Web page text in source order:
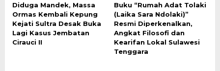
Diduga Mandek, Massa
Ormas Kembali Kepung
Kejati Sultra Desak Buka
Lagi Kasus Jembatan
Cirauci II
Buku “Rumah Adat Tolaki
(Laika Sara Ndolaki)”
Resmi Diperkenalkan,
Angkat Filosofi dan
Kearifan Lokal Sulawesi
Tenggara